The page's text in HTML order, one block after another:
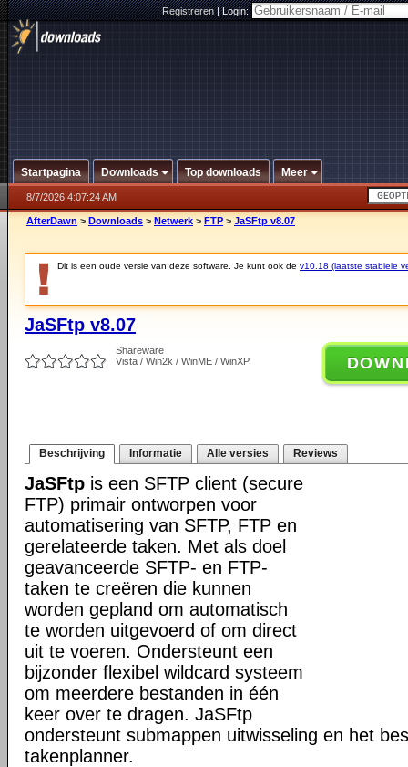
Registreren|Login:
Startpagina Downloads Top downloads Meer
8/7/2026 4:07:24 AM
AfterDawn > Downloads > Netwerk > FTP > JaSFtp v8.07
Dit is een oude versie van deze software. Je kunt ook de v10.18 (laatste stabiele
JaSFtp v8.07
Shareware
Vista / Win2k / WinME / WinXP
Beschrijving Informatie Alle versies Reviews
JaSFtp is een SFTP client (secure
FTP) primair ontworpen voor
automatisering van SFTP, FTP en
gerelateerde taken. Met als doel
geavanceerde SFTP- en FTP-
taken te creëren die kunnen
worden gepland om automatisch
te worden uitgevoerd of om direct
uit te voeren. Ondersteunt een
bijzonder flexibel wildcard systeem
om meerdere bestanden in één
keer over te dragen. JaSFtp
ondersteunt submappen uitwisseling en het
takenplanner.